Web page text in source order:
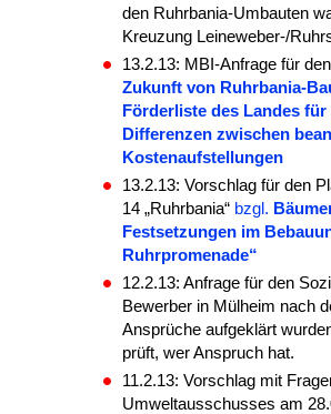
den Ruhrbania-Umbauten
Kreuzung Leineweber-/
13.2.13: MBI-Anfrage für
Zukunft von Ruhrbania-
Förderliste des Landes
Differenzen zwischen
Kostenaufstellungen
13.2.13: Vorschlag für den
14 „Ruhrbania“ bzgl.
Festsetzungen im
Ruhrpromenade“
12.2.13: Anfrage für den
Bewerber in Mülheim nach
Ansprüche aufgeklärt
prüft, wer Anspruch hat.
11.2.13: Vorschlag mit
Umweltausschusses am